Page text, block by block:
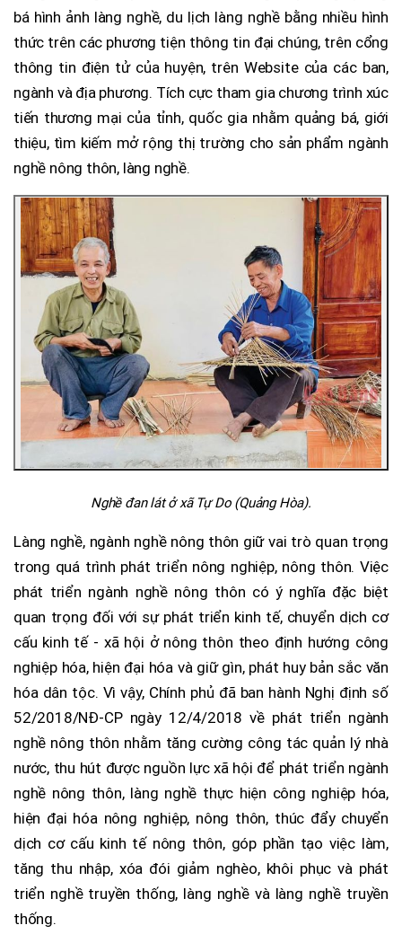
bá hình ảnh làng nghề, du lịch làng nghề bằng nhiều hình
thức trên các phương tiện thông tin đại chúng, trên cổng
thông tin điện tử của huyện, trên Website của các ban,
ngành và địa phương. Tích cực tham gia chương trình xúc
tiến thương mại của tỉnh, quốc gia nhằm quảng bá, giới
thiệu, tìm kiếm mở rộng thị trường cho sản phẩm ngành
nghề nông thôn, làng nghề.
Nghề đan lát ở xã Tự Do (Quảng Hòa).
Làng nghề, ngành nghề nông thôn giữ vai trò quan trọng
trong quá trình phát triển nông nghiệp, nông thôn. Việc
phát triển ngành nghề nông thôn có ý nghĩa đặc biệt
quan trọng đối với sự phát triển kinh tế, chuyển dịch cơ
cấu kinh tế - xã hội ở nông thôn theo định hướng công
nghiệp hóa, hiện đại hóa và giữ gìn, phát huy bản sắc văn
hóa dân tộc. Vì vậy, Chính phủ đã ban hành Nghị định số
52/2018/NĐ-CP ngày 12/4/2018 về phát triển ngành
nghề nông thôn nhằm tăng cường công tác quản lý nhà
nước, thu hút được nguồn lực xã hội để phát triển ngành
nghề nông thôn, làng nghề thực hiện công nghiệp hóa,
hiện đại hóa nông nghiệp, nông thôn, thúc đẩy chuyển
dịch cơ cấu kinh tế nông thôn, góp phần tạo việc làm,
tăng thu nhập, xóa đói giảm nghèo, khôi phục và phát
triển nghề truyền thống, làng nghề và làng nghề truyền
thống.